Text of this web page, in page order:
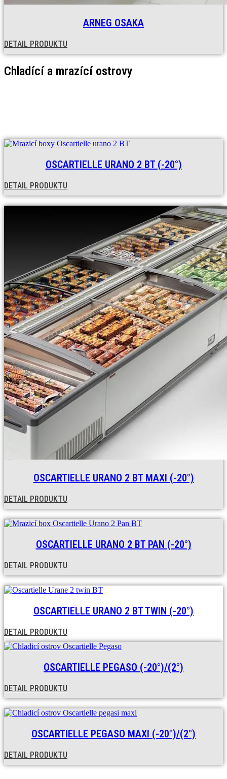
ARNEG OSAKA
DETAIL PRODUKTU
Chladící a mrazící ostrovy
OSCARTIELLE URANO 2 BT (-20°)
DETAIL PRODUKTU
OSCARTIELLE URANO 2 BT MAXI (-20°)
DETAIL PRODUKTU
OSCARTIELLE URANO 2 BT PAN (-20°)
DETAIL PRODUKTU
OSCARTIELLE URANO 2 BT TWIN (-20°)
DETAIL PRODUKTU
OSCARTIELLE PEGASO (-20°)/(2°)
DETAIL PRODUKTU
OSCARTIELLE PEGASO MAXI (-20°)/(2°)
DETAIL PRODUKTU